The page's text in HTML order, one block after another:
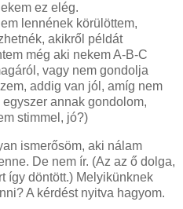
ez elég.
lennének körülöttem,
akikről példát
még aki nekem A-B-C
vagy nem gondolja
addig van jól, amíg nem
annak gondolom,
stimmel, jó?)
ismerősöm, aki nálam
De nem ír. (Az az ő dolga,
így döntött.) Melyikünknek
A kérdést nyitva hagyom.